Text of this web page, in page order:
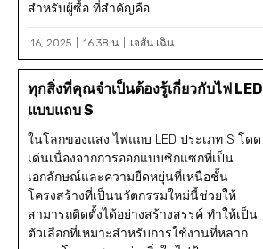
สำหรับผู้ซื้อ ที่สำคัญคือ...
‘16, 2025 16:38 น เจสัน เฉิน
ทุกสิ่งที่คุณจำเป็นต้องรู้เกี่ยวกับไฟ LED
แบบแถบ S
ในโลกของแสง ไฟแถบ LED ประเภท S โดด
เด่นเนื่องจากการออกแบบซิกแซกที่เป็น
เอกลักษณ์และความยืดหยุ่นที่เหนือชั้น
โครงสร้างที่เป็นนวัตกรรมใหม่นี้ช่วยให้
สามารถติดตั้งได้อย่างสร้างสรรค์ ทำให้เป็น
ตัวเลือกที่เหมาะสำหรับการใช้งานที่หลาก